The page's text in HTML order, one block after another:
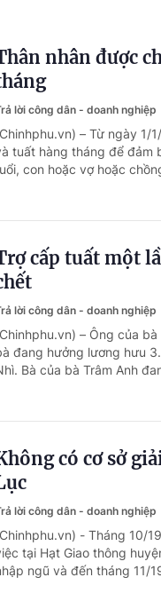
Chiến dịch 500 ngày đêm tìm kiếm, quy tập và xác định danh tính hài cốt liệt sĩ
nhân được
lời công dân - doanh nghiệp
– Từ ngày 1/
tuất hàng tháng để đảm
con hoặc vợ hoặc
cấp tuất một
lời công dân - doanh nghiệp
– Ông của
đang hưởng lương hưu
Bà của bà Trâm Anh
có cơ sở
lời công dân - doanh nghiệp
- Tháng 10/
tại Hạt Giao thông
ngũ và đến tháng 11/